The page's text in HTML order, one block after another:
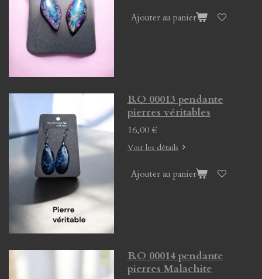
Ajouter au panier
B.O 00013 pendante
pierres véritables
16,00 €
Voir les détails
Ajouter au panier
B.O 00014 pendante
pierres Malachite